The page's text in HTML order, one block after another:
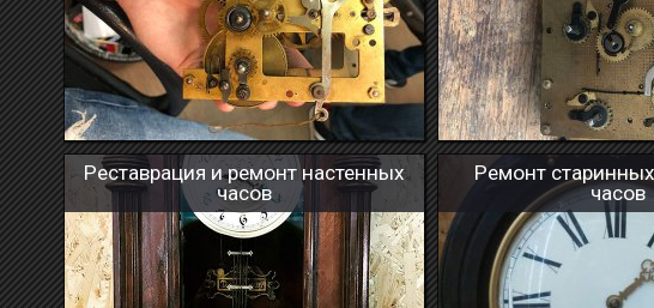
Реставрация и ремонт настенных
часов
Ремонт
часов